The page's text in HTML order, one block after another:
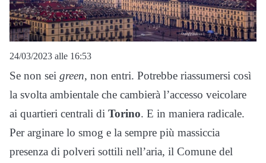
24/03/2023 alle 16:53
Se non sei green, non entri. Potrebbe riassumersi così
la svolta ambientale che cambierà l’accesso veicolare
ai quartieri centrali di Torino. E in maniera radicale.
Per arginare lo smog e la sempre più massiccia
presenza di polveri sottili nell’aria, il Comune del